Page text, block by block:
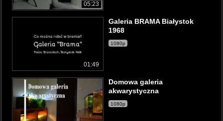
05:23
01:49
Galeria BRAMA Białystok
1968
1080p
Domowa galeria
akwarystyczna
1080p